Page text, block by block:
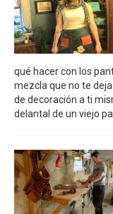
qué hacer con los
mezcla que no te
de decoración a ti
delantal de un viejo